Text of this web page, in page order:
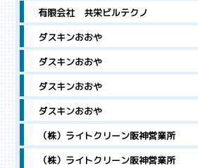
有限会社 共栄ビルテクノ
ダスキンおおや
ダスキンおおや
ダスキンおおや
ダスキンおおや
（株）ライトクリーン阪神営業所
（株）ライトクリーン阪神営業所